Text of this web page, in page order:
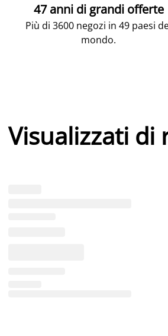
47 anni di grandi offerte
Più di 3600 negozi in 49 paesi
mondo.
Visualizzati di